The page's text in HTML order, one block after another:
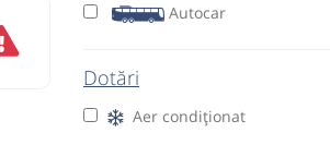
Autocar
Dotări
Aer condiționat